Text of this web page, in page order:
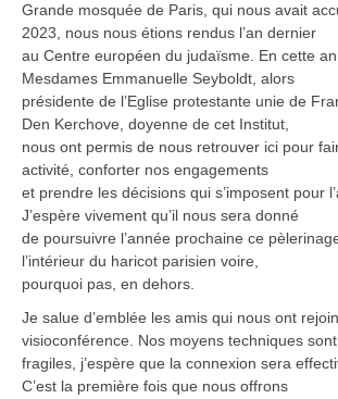
Grande mosquée de Paris, qui nous avait
2023, nous nous étions rendus l’an dernier
au Centre européen du judaïsme. En cette
Mesdames Emmanuelle Seyboldt, alors
présidente de l’Eglise protestante unie de
Den Kerchove, doyenne de cet Institut,
nous ont permis de nous retrouver ici pour
activité, conforter nos engagements
et prendre les décisions qui s’imposent pour
J’espère vivement qu’il nous sera donné
de poursuivre l’année prochaine ce
l’intérieur du haricot parisien voire,
pourquoi pas, en dehors.
Je salue d’emblée les amis qui nous ont
visioconférence. Nos moyens techniques sont
fragiles, j’espère que la connexion sera
C’est la première fois que nous offrons